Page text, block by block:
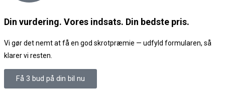
Din vurdering. Vores indsats. Din bedste pris.
Vi gør det nemt at få en god skrotpræmie — udfyld formularen, så
klarer vi resten.
Få 3 bud på din bil nu